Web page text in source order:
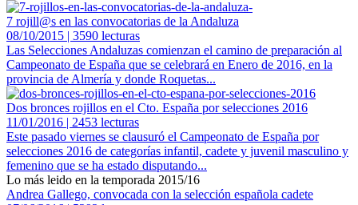
7 rojill@s en las convocatorias de la Andaluza
08/10/2015 | 3590 lecturas
Las Selecciones Andaluzas comienzan el camino de preparación al
Campeonato de España que se celebrará en Enero de 2016, en la
provincia de Almería y donde Roquetas...
Dos bronces rojillos en el Cto. España por selecciones 2016
11/01/2016 | 2453 lecturas
Este pasado viernes se clausuró el Campeonato de España por
selecciones 2016 de categorías infantil, cadete y juvenil masculino y
femenino que se ha estado disputando...
Lo más leido en la temporada 2015/16
Andrea Gallego, convocada con la selección española cadete